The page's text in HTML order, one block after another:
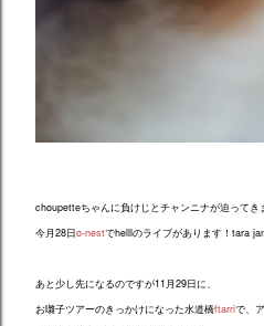
choupetteちゃんに負けじとチャンニナが迫ってき
今月28日o-nestでhelllのライブがあります！tara
あと少し先になるのですが11月29日に、
お囃子ツアーのきっかけになった水道橋ftarriで、